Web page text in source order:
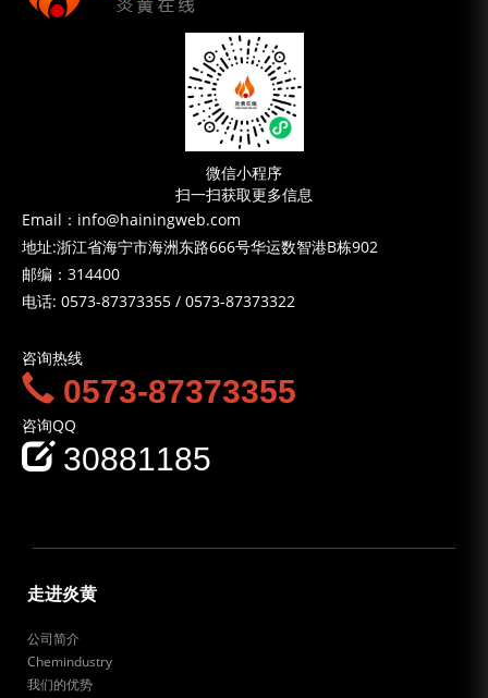
微信小程序
扫一扫获取更多信息
Email：info@hainingweb.com
地址:浙江省海宁市海洲东路666号华运数智港B栋902
邮编：314400
电话: 0573-87373355 / 0573-87373322
咨询热线
0573-87373355
咨询QQ
30881185
走进炎黄
公司简介
Chemindustry
我们的优势